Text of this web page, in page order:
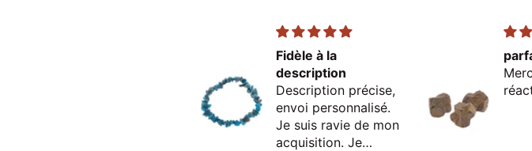
Fidèle à la
description
Description précise,
envoi personnalisé.
Je suis ravie de mon
acquisition. Je